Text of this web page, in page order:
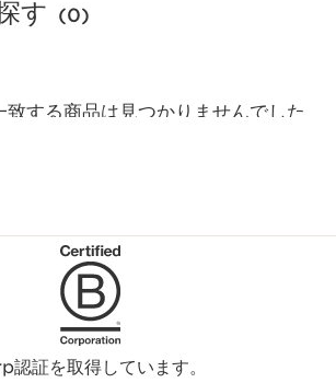
す (0)
する商品は見つかりませんでした
証を取得しています。